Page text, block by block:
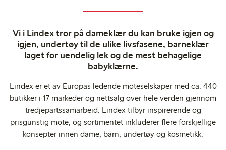
Vi i Lindex tror på dameklær du kan bruke igjen og
igjen, undertøy til de ulike livsfasene, barneklær
laget for uendelig lek og de mest behagelige
babyklærne.
Lindex er et av Europas ledende moteselskaper med ca. 440
butikker i 17 markeder og nettsalg over hele verden gjennom
tredjepartssamarbeid. Lindex tilbyr inspirerende og
prisgunstig mote, og sortimentet inkluderer flere forskjellige
konsepter innen dame, barn, undertøy og kosmetikk.